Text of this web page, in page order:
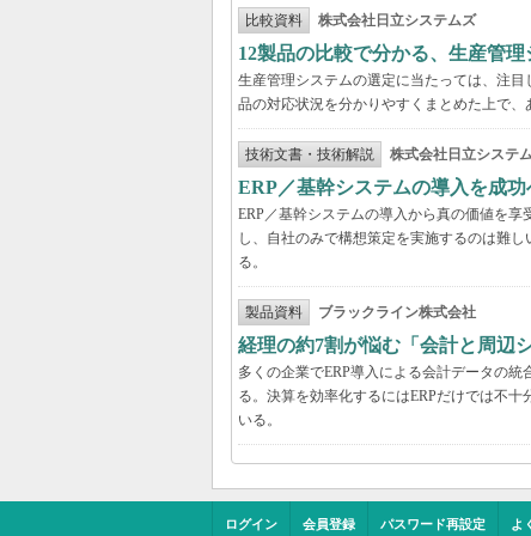
比較資料 株式会社日立システムズ
12製品の比較で分かる、生産管
生産管理システムの選定に当たっては、注
品の対応状況を分かりやすくまとめた上で、
技術文書・技術解説 株式会社日立システ
ERP／基幹システムの導入を成
ERP／基幹システムの導入から真の価値を
し、自社のみで構想策定を実施するのは難
る。
製品資料 ブラックライン株式会社
経理の約7割が悩む「会計と周辺
多くの企業でERP導入による会計データの
る。決算を効率化するにはERPだけでは不
いる。
ログイン 会員登録 パスワード再設定 よ